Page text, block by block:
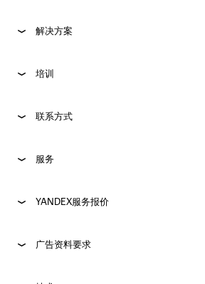
解决方案
培训
联系方式
服务
YANDEX服务报价
广告资料要求